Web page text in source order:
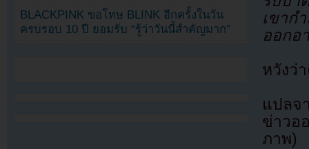
เขาก
ออกอ
หวังว่
แปล
ข่าวอ
ภาพ)
BLACKPINK ขอโทษ BLINK อีกครั้งในวัน
ครบรอบ 10 ปี ยอมรับ “รู้ว่าวันนี้สำคัญมาก”